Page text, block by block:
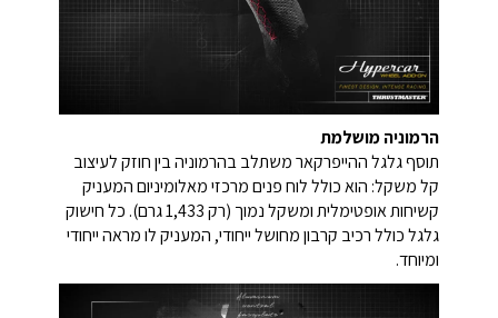
הרמוניה מושלמת
תוסף גלגל ההייפרקאר משתלב בהרמוניה בין חוזק לעיצוב
קל משקל: הוא כולל לוח פנים מרכזי מאלומיניום המעניק
קשיחות אופטימלית ומשקל נמוך (רק 1,433 גרם). כל חישוק
גלגל כולל רכיב קרבון מחושל ייחודי, המעניק לו מראה ייחודי
ומיוחד.